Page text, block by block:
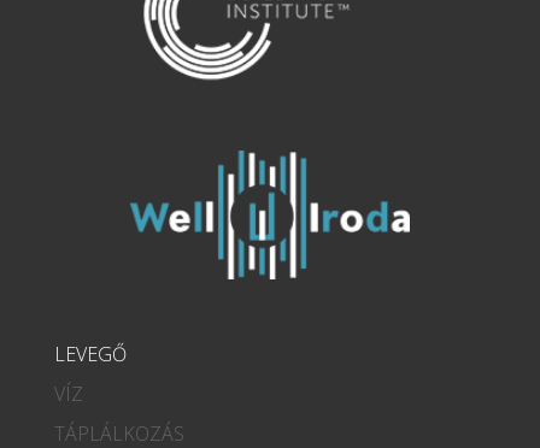
LEVEGŐ
VÍZ
TÁPLÁLKOZÁS